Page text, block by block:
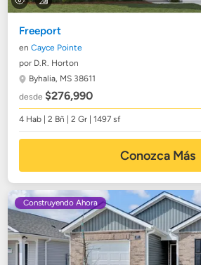
Freeport
enCayce Pointe
por D.R. Horton
Byhalia, MS 38611
desde$276,990
4 Hab | 2 Bñ | 2 Gr | 1497 sf
Conozca Más
Construyendo Ahora